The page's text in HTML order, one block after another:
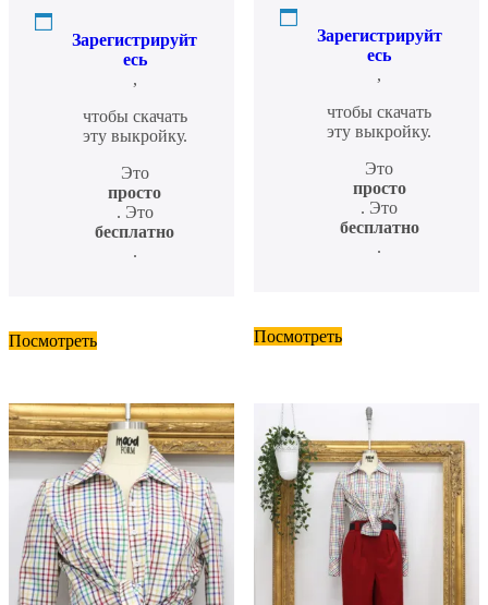
Зарегистрируйт
есь
,
чтобы скачать
эту выкройку.
Это
просто
. Это
бесплатно
.
Посмотреть
Зарегистрируйт
есь
,
чтобы скачать
эту выкройку.
Это
просто
. Это
бесплатно
.
Посмотреть